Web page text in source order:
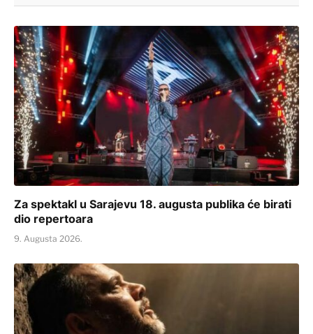
Za spektakl u Sarajevu 18. augusta publika će birati
dio repertoara
9. Augusta 2026.